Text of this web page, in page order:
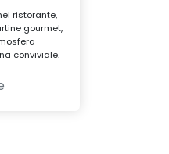
ristorante,
gourmet,
conviviale.